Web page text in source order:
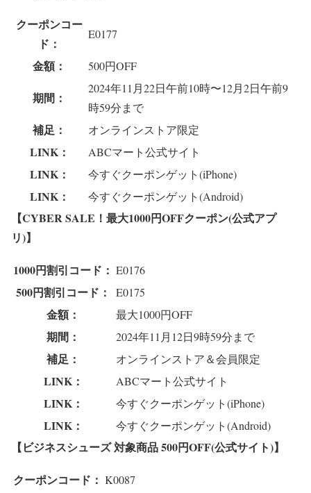
クーポンコー
ド：
E0177
金額： 500円OFF
期間：
2024年11月22日午前10時〜12月2日午前9
時59分まで
補足： オンラインストア限定
LINK： ABCマート公式サイト
LINK： 今すぐクーポンゲット(iPhone)
LINK： 今すぐクーポンゲット(Android)
【CYBER SALE！最大1000円OFFクーポン(公式アプ
リ)】
1000円割引コード： E0176
500円割引コード： E0175
金額： 最大1000円OFF
期間： 2024年11月12日9時59分まで
補足： オンラインストア＆会員限定
LINK： ABCマート公式サイト
LINK： 今すぐクーポンゲット(iPhone)
LINK： 今すぐクーポンゲット(Android)
【ビジネスシューズ 対象商品 500円OFF(公式サイト)】
クーポンコード： K0087